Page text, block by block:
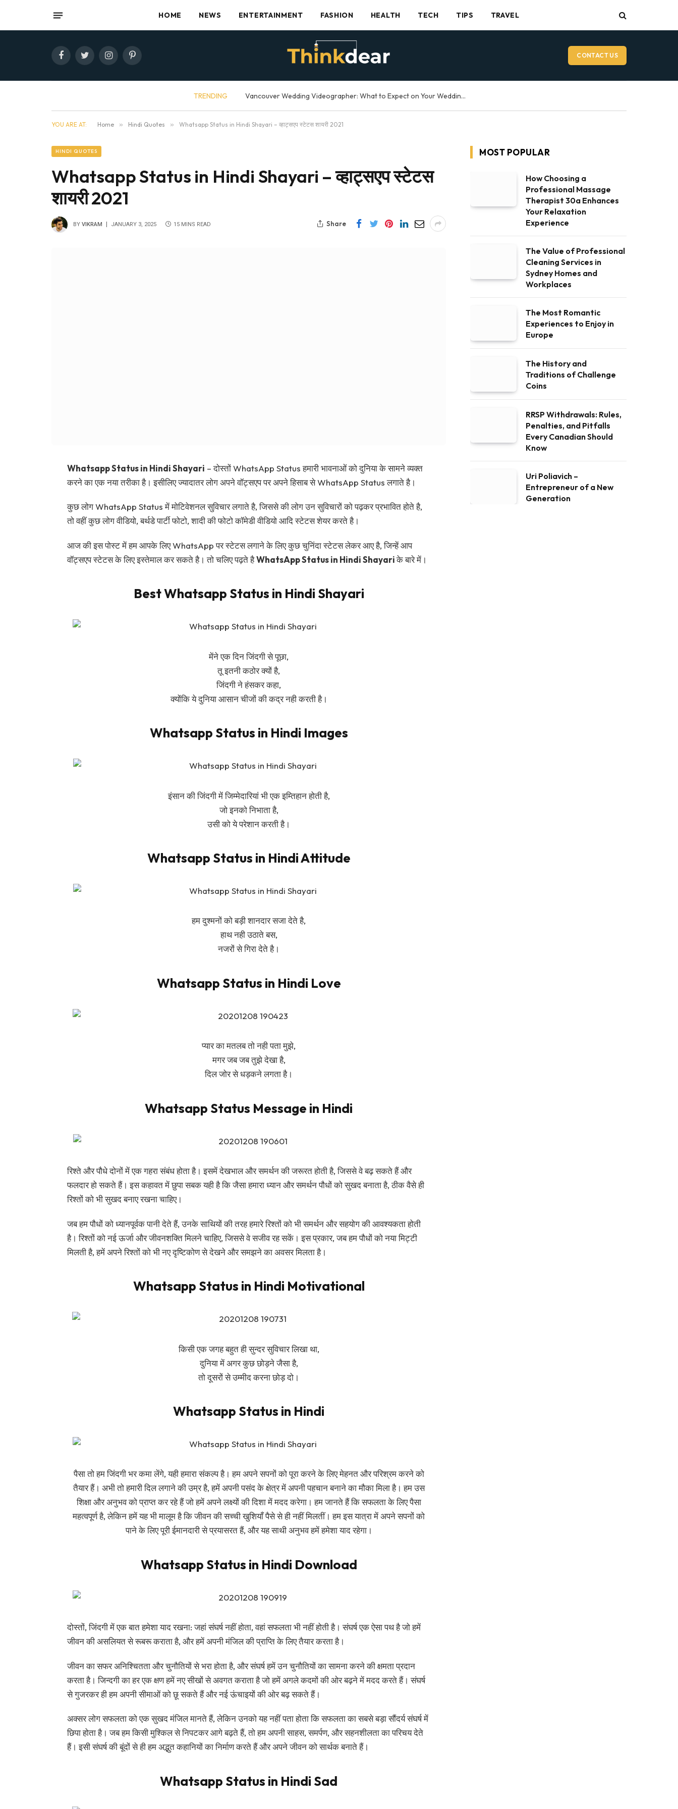
HOME NEWS ENTERTAINMENT FASHION HEALTH TECH TIPS TRAVEL
FacebookTwitterInstagramPinterest CONTACT US
TRENDING Vancouver Wedding Videographer: What to Expect on Your Wedding Day
YOU ARE AT: Home » Hindi Quotes » Whatsapp Status in Hindi Shayari – व्हाट्सएप स्टेटस शायरी 2021
HINDI QUOTES
Whatsapp Status in Hindi Shayari – व्हाट्सएप स्टेटस
शायरी 2021
BY VIKRAM JANUARY 3, 2025 15 MINS READ Share
Whatsapp Status in Hindi Shayari – दोस्तों WhatsApp Status हमारी भावनाओं को दुनिया के सामने व्यक्त
करने का एक नया तरीका है। इसीलिए ज्यादातर लोग अपने वॉट्सएप पर अपने हिसाब से WhatsApp Status लगाते है।
कुछ लोग WhatsApp Status में मोटिवेशनल सुविचार लगाते है, जिससे की लोग उन सुविचारों को पढ़कर प्रभावित होते है,
तो वहीं कुछ लोग वीडियो, बर्थडे पार्टी फोटो, शादी की फोटो कॉमेडी वीडियो आदि स्टेटस शेयर करते है।
आज की इस पोस्ट में हम आपके लिए WhatsApp पर स्टेटस लगाने के लिए कुछ चुनिंदा स्टेटस लेकर आए है, जिन्हें आप
वॉट्सएप स्टेटस के लिए इस्तेमाल कर सकते है। तो चलिए पढ़ते हैWhatsApp Status in Hindi Shayariके बारे में।
Best Whatsapp Status in Hindi Shayari
मेंने एक दिन जिंदगी से पूछा,
तू इतनी कठोर क्यों है,
जिंदगी ने हंसकर कहा,
क्योंकि ये दुनिया आसान चीजों की कद्र नही करती है।
Whatsapp Status in Hindi Images
इंसान की जिंदगी में जिम्मेदारियां भी एक इम्तिहान होती है,
जो इनको निभाता है,
उसी को ये परेशान करती है।
Whatsapp Status in Hindi Attitude
हम दुश्मनों को बड़ी शानदार सजा देते है,
हाथ नही उठाते बस,
नजरों से गिरा देते है।
Whatsapp Status in Hindi Love
प्यार का मतलब तो नही पता मुझे,
मगर जब जब तुझे देखा है,
दिल जोर से धड़कने लगता है।
Whatsapp Status Message in Hindi
रिश्ते और पौधे दोनों में एक गहरा संबंध होता है। इसमें देखभाल और समर्थन की जरूरत होती है, जिससे वे बढ़ सकते हैं और
फलदार हो सकते हैं। इस कहावत में छुपा सबक यही है कि जैसा हमारा ध्यान और समर्थन पौधों को सुखद बनाता है, ठीक वैसे ही
रिश्तों को भी सुखद बनाए रखना चाहिए।
जब हम पौधों को ध्यानपूर्वक पानी देते हैं, उनके साथियों की तरह हमारे रिश्तों को भी समर्थन और सहयोग की आवश्यकता होती
है। रिश्तों को नई ऊर्जा और जीवनशक्ति मिलने चाहिए, जिससे वे सजीव रह सकें। इस प्रकार, जब हम पौधों को नया मिट्टी
मिलती है, हमें अपने रिश्तों को भी नए दृष्टिकोण से देखने और समझने का अवसर मिलता है।
Whatsapp Status in Hindi Motivational
किसी एक जगह बहुत ही सुन्दर सुविचार लिखा था,
दुनिया में अगर कुछ छोड़ने जैसा है,
तो दूसरों से उम्मीद करना छोड़ दो।
Whatsapp Status in Hindi
पैसा तो हम जिंदगी भर कमा लेंगे, यही हमारा संकल्प है। हम अपने सपनों को पूरा करने के लिए मेहनत और परिश्रम करने को
तैयार हैं। अभी तो हमारी दिल लगाने की उम्र है, हमें अपनी पसंद के क्षेत्र में अपनी पहचान बनाने का मौका मिला है। हम उस
शिक्षा और अनुभव को प्राप्त कर रहे हैं जो हमें अपने लक्ष्यों की दिशा में मदद करेगा। हम जानते हैं कि सफलता के लिए पैसा
महत्वपूर्ण है, लेकिन हमें यह भी मालूम है कि जीवन की सच्ची खुशियाँ पैसे से ही नहीं मिलतीं। हम इस यात्रा में अपने सपनों को
पाने के लिए पूरी ईमानदारी से प्रयासरत हैं, और यह साथी अनुभव हमें हमेशा याद रहेगा।
Whatsapp Status in Hindi Download
दोस्तों, जिंदगी में एक बात हमेशा याद रखना: जहां संघर्ष नहीं होता, वहां सफलता भी नहीं होती है। संघर्ष एक ऐसा पथ है जो हमें
जीवन की असलियत से रूबरू कराता है, और हमें अपनी मंजिल की प्राप्ति के लिए तैयार करता है।
जीवन का सफर अनिश्चितता और चुनौतियों से भरा होता है, और संघर्ष हमें उन चुनौतियों का सामना करने की क्षमता प्रदान
करता है। जिन्दगी का हर एक क्षण हमें नए सीखों से अवगत कराता है जो हमें अगले कदमों की ओर बढ़ने में मदद करते हैं। संघर्ष
से गुजरकर ही हम अपनी सीमाओं को छू सकते हैं और नई ऊंचाइयों की ओर बढ़ सकते हैं।
अक्सर लोग सफलता को एक सुखद मंजिल मानते हैं, लेकिन उनको यह नहीं पता होता कि सफलता का सबसे बड़ा सौंदर्य संघर्ष में
छिपा होता है। जब हम किसी मुश्किल से निपटकर आगे बढ़ते हैं, तो हम अपनी साहस, समर्पण, और सहनशीलता का परिचय देते
हैं। इसी संघर्ष की बूंदों से ही हम अद्भुत कहानियों का निर्माण करते हैं और अपने जीवन को सार्थक बनाते हैं।
Whatsapp Status in Hindi Sad
MOST POPULAR
How Choosing a
Professional Massage
Therapist 30a Enhances
Your Relaxation
Experience
The Value of Professional
Cleaning Services in
Sydney Homes and
Workplaces
The Most Romantic
Experiences to Enjoy in
Europe
The History and
Traditions of Challenge
Coins
RRSP Withdrawals: Rules,
Penalties, and Pitfalls
Every Canadian Should
Know
Uri Poliavich –
Entrepreneur of a New
Generation